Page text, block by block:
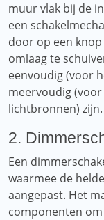
muur vlak bij de
een
door op een
omlaag te
eenvoudig (voor
meervoudig
lichtbronnen) zijn.
2.
Een
waarmee de
aangepast. Het
componenten